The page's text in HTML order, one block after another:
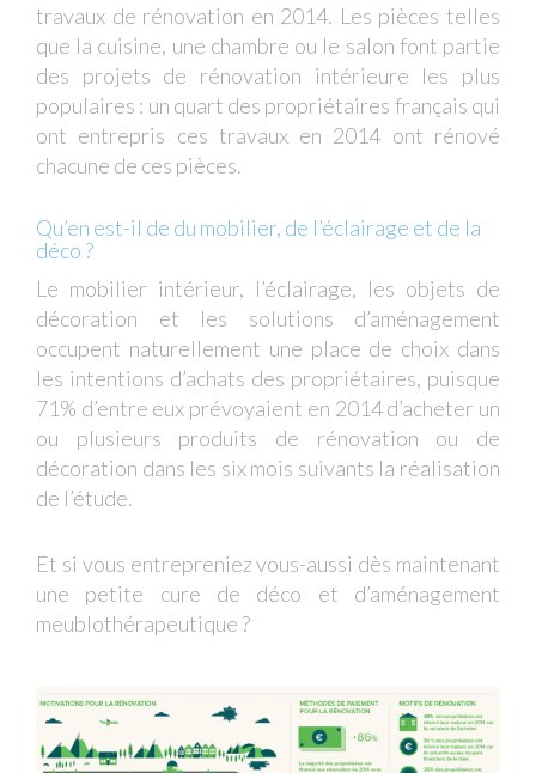
travaux de rénovation en 2014. Les pièces telles
que la cuisine, une chambre ou le salon font partie
des projets de rénovation intérieure les plus
populaires : un quart des propriétaires français qui
ont entrepris ces travaux en 2014 ont rénové
chacune de ces pièces.
Qu’en est-il de du mobilier, de l’éclairage et de la
déco ?
Le mobilier intérieur, l’éclairage, les objets de
décoration et les solutions d’aménagement
occupent naturellement une place de choix dans
les intentions d’achats des propriétaires, puisque
71% d’entre eux prévoyaient en 2014 d’acheter un
ou plusieurs produits de rénovation ou de
décoration dans les six mois suivants la réalisation
de l’étude.
Et si vous entrepreniez vous-aussi dès maintenant
une petite cure de déco et d’aménagement
meublothérapeutique ?